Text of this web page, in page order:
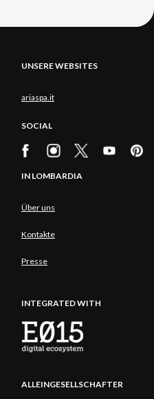
UNSERE WEBSITES
ariaspa.it
SOCIAL
IN LOMBARDIA
Über uns
Kontakte
Presse
INTEGRATED WITH
ALLEINGESELLSCHAFTER